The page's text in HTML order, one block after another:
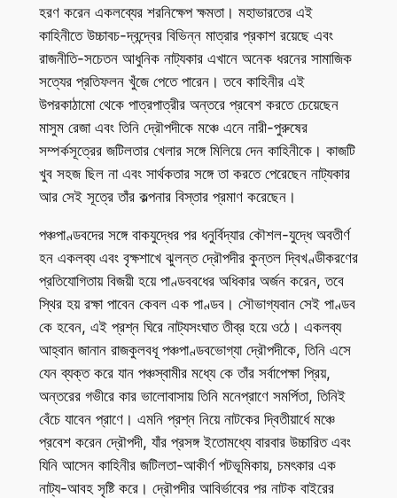
হরণ করেন একলব্যের শরনিক্ষেপ ক্ষমতা। মহাভারতের এই
কাহিনীতে উচ্চাবচ-দ্বন্দ্বের বিভিন্ন মাত্রার প্রকাশ রয়েছে এবং
রাজনীতি-সচেতন আধুনিক নাট্যকার এখানে অনেক ধরনের সামাজিক
সত্যের প্রতিফলন খুঁজে পেতে পারেন। তবে কাহিনীর এই
উপরকাঠামো থেকে পাত্রপাত্রীর অন্তরে প্রবেশ করতে চেয়েছেন
মাসুম রেজা এবং তিনি দ্রৌপদীকে মঞ্চে এনে নারী-পুরুষের
সম্পর্কসূত্রের জটিলতার খেলার সঙ্গে মিলিয়ে দেন কাহিনীকে। কাজটি
খুব সহজ ছিল না এবং সার্থকতার সঙ্গে তা করতে পেরেছেন নাট্যকার
আর সেই সূত্রে তাঁর কল্পনার বিস্তার প্রমাণ করেছেন।
পঞ্চপাণ্ডবদের সঙ্গে বাকযুদ্ধের পর ধনুর্বিদ্যার কৌশল-যুদ্ধে অবতীর্ণ
হন একলব্য এবং বৃক্ষশাখে ঝুলন্ত দ্রৌপদীর কুন্তল দ্বিখণ্ডীকরণের
প্রতিযোগিতায় বিজয়ী হয়ে পাণ্ডববধের অধিকার অর্জন করেন, তবে
স্থির হয় রক্ষা পাবেন কেবল এক পাণ্ডব। সৌভাগ্যবান সেই পাণ্ডব
কে হবেন, এই প্রশ্ন ঘিরে নাট্যসংঘাত তীব্র হয়ে ওঠে। একলব্য
আহ্বান জানান রাজকুলবধূ পঞ্চপাণ্ডবভোগ্যা দ্রৌপদীকে, তিনি এসে
যেন ব্যক্ত করে যান পঞ্চস্বামীর মধ্যে কে তাঁর সর্বাপেক্ষা প্রিয়,
অন্তরের গভীরে কার ভালোবাসায় তিনি মনেপ্রাণে সমর্পিতা, তিনিই
বেঁচে যাবেন প্রাণে। এমনি প্রশ্ন নিয়ে নাটকের দ্বিতীয়ার্ধে মঞ্চে
প্রবেশ করেন দ্রৌপদী, যাঁর প্রসঙ্গ ইতোমধ্যে বারবার উচ্চারিত এবং
যিনি আসেন কাহিনীর জটিলতা-আকীর্ণ পটভূমিকায়, চমৎকার এক
নাট্য-আবহ সৃষ্টি করে। দ্রৌপদীর আবির্ভাবের পর নাটক বাইরের